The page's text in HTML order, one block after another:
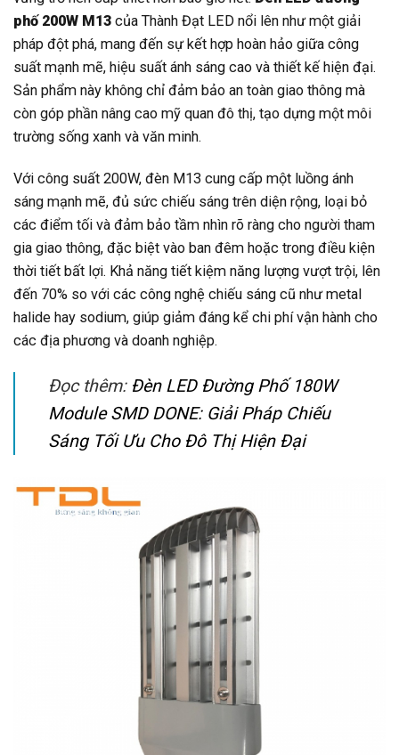
phố 200W M13 của Thành Đạt LED nổi lên như một giải
pháp đột phá, mang đến sự kết hợp hoàn hảo giữa công
suất mạnh mẽ, hiệu suất ánh sáng cao và thiết kế hiện đại.
Sản phẩm này không chỉ đảm bảo an toàn giao thông mà
còn góp phần nâng cao mỹ quan đô thị, tạo dựng một môi
trường sống xanh và văn minh.
Với công suất 200W, đèn M13 cung cấp một luồng ánh
sáng mạnh mẽ, đủ sức chiếu sáng trên diện rộng, loại bỏ
các điểm tối và đảm bảo tầm nhìn rõ ràng cho người tham
gia giao thông, đặc biệt vào ban đêm hoặc trong điều kiện
thời tiết bất lợi. Khả năng tiết kiệm năng lượng vượt trội, lên
đến 70% so với các công nghệ chiếu sáng cũ như metal
halide hay sodium, giúp giảm đáng kể chi phí vận hành cho
các địa phương và doanh nghiệp.
Đọc thêm: Đèn LED Đường Phố 180W
Module SMD DONE: Giải Pháp Chiếu
Sáng Tối Ưu Cho Đô Thị Hiện Đại